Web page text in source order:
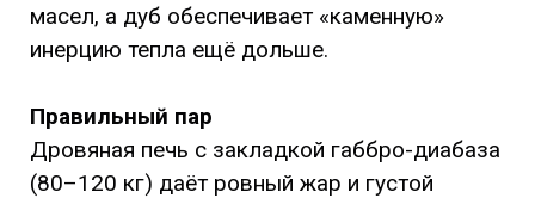
масел, а дуб обеспечивает «каменную»
инерцию тепла ещё дольше.
Правильный пар
Дровяная печь с закладкой габбро-диабаза
(80–120 кг) даёт ровный жар и густой